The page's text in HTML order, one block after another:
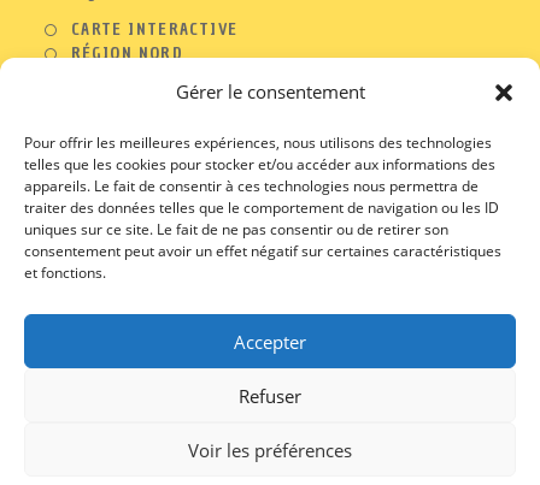
Gérer le consentement
Pour offrir les meilleures expériences, nous utilisons des technologies
telles que les cookies pour stocker et/ou accéder aux informations des
appareils. Le fait de consentir à ces technologies nous permettra de
traiter des données telles que le comportement de navigation ou les ID
uniques sur ce site. Le fait de ne pas consentir ou de retirer son
consentement peut avoir un effet négatif sur certaines caractéristiques
et fonctions.
Accepter
Refuser
Voir les préférences
CARTE INTERACTIVE
RÉGION NORD
A PROPOS
CONTACT
PROFESSIONNELS